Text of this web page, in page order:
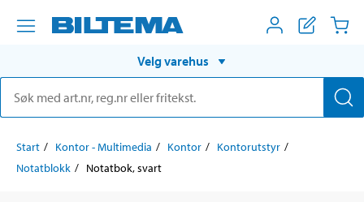
Velg varehus
Start Kontor - Multimedia Kontor
Kontorutstyr
Notatblokk
Notatbok, svart